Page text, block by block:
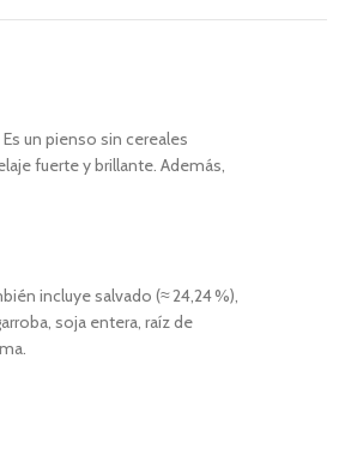
un pienso sin cereales
fuerte y brillante. Además,
incluye salvado (≈ 24,24 %),
soja entera, raíz de